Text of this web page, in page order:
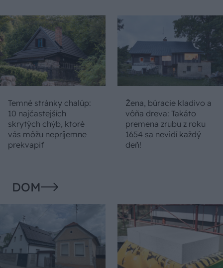
Temné stránky chalúp:
10 najčastejších
skrytých chýb, ktoré
vás môžu nepríjemne
prekvapiť
Žena, búracie kladivo a
vôňa dreva: Takáto
premena zrubu z roku
1654 sa nevidí každý
deň!
DOM